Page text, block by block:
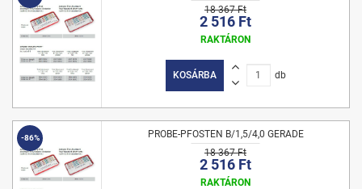
18 367 Ft
2 516 Ft
RAKTÁRON
KOSÁRBA db
-86%
PROBE-PFOSTEN B/1,5/4,0 GERADE
18 367 Ft
2 516 Ft
RAKTÁRON